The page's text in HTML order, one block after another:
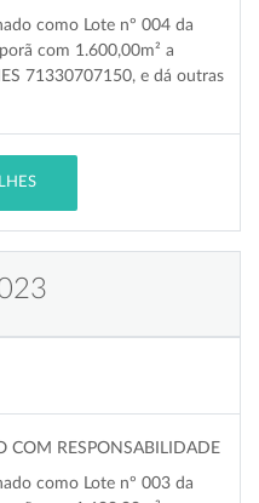
como Lote nº 004 da
com 1.600,00m² a
71330707150, e dá outras
COM RESPONSABILIDADE
como Lote nº 003 da